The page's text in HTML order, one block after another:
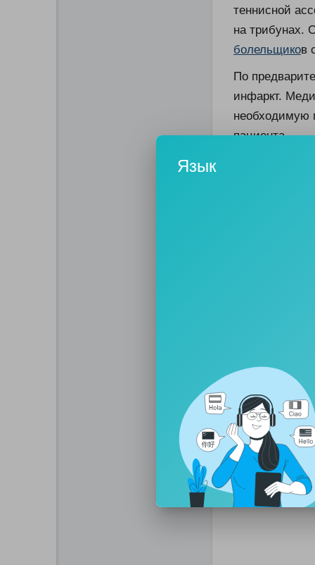
теннисной
на трибунах.
болельщиков
По
инфаркт.
необходимую
пациента.
В момент
Надежда
американки
Язык